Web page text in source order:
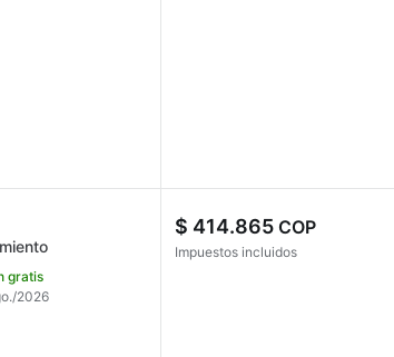
gratis
2026
$ 414.865 COP
Impuestos incluidos